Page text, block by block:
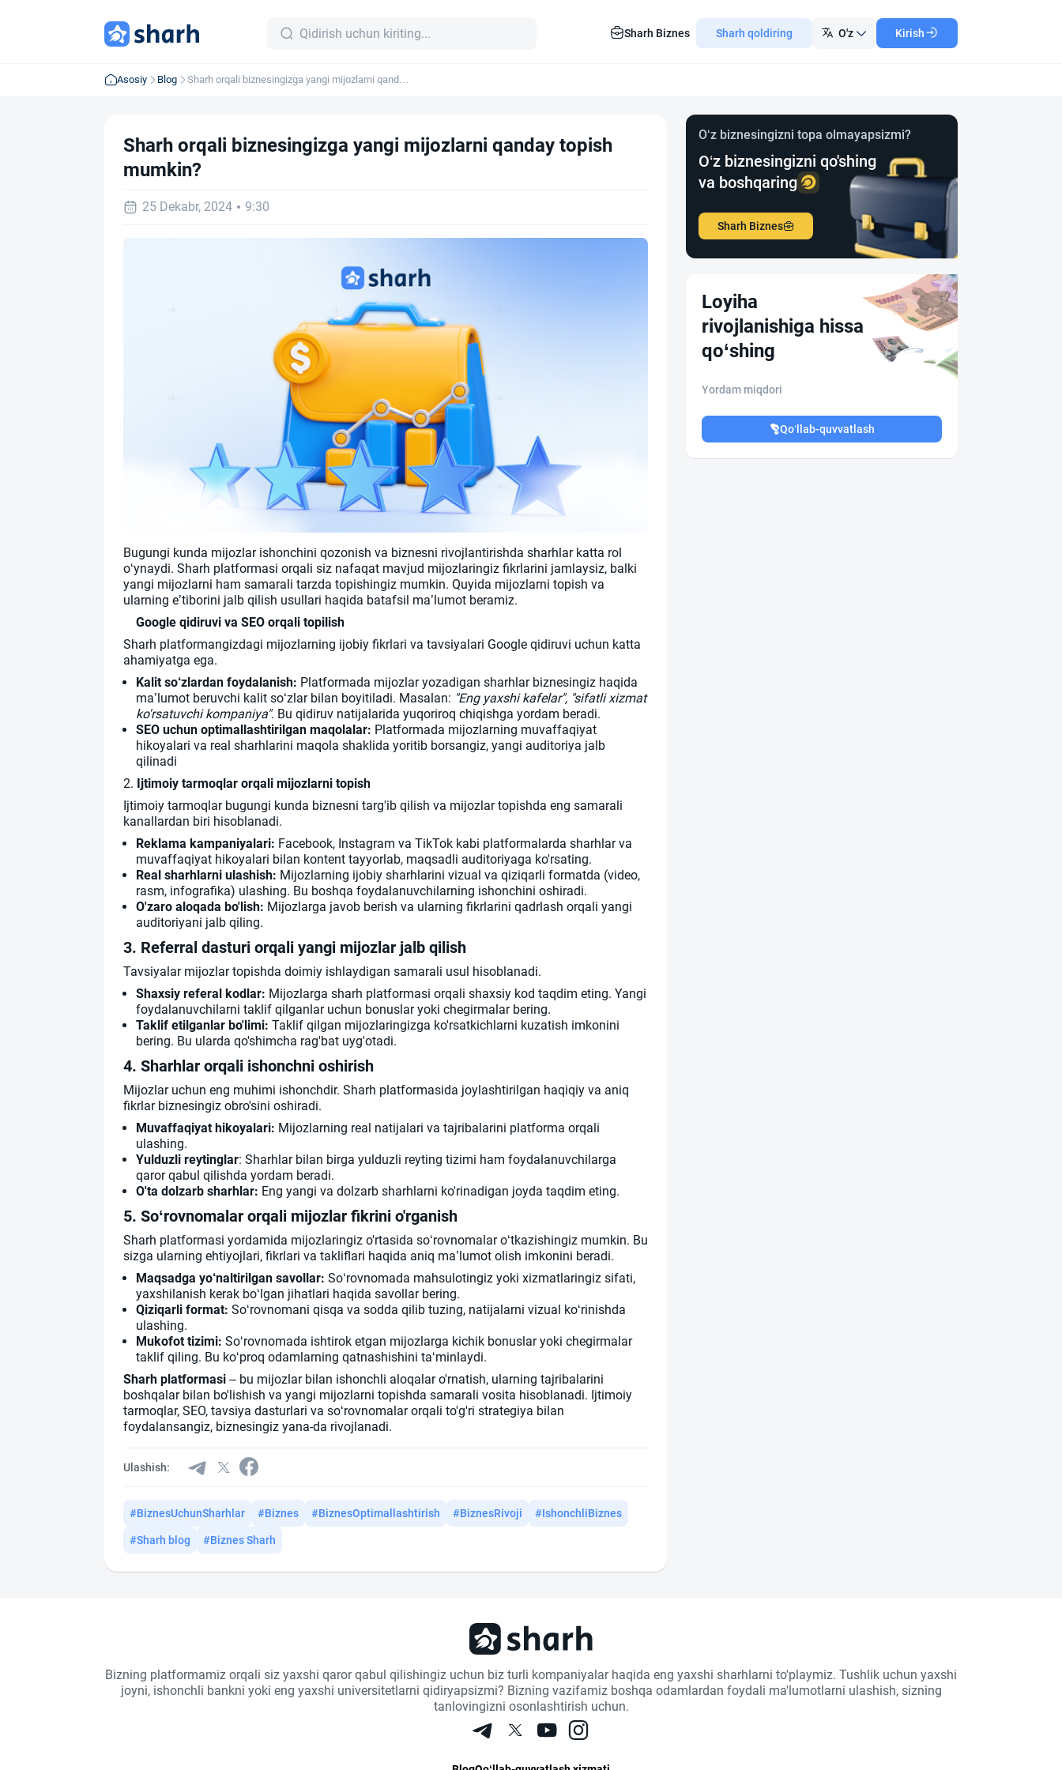
Sharh Biznes Sharh qoldiring O'z Kirish
Asosiy Blog
Sharh orqali biznesingizga yangi mijozlarni qanday
Sharh orqali biznesingizga yangi mijozlarni qanday topish
mumkin?
25 Dekabr, 2024 9:30
Bugungi kunda mijozlar ishonchini qozonish va biznesni rivojlantirishda sharhlar katta rol
o‘ynaydi. Sharh platformasi orqali siz nafaqat mavjud mijozlaringiz fikrlarini jamlaysiz, balki
yangi mijozlarni ham samarali tarzda topishingiz mumkin. Quyida mijozlarni topish va
ularning e’tiborini jalb qilish usullari haqida batafsil ma’lumot beramiz.
Google qidiruvi va SEO orqali topilish
Sharh platformangizdagi mijozlarning ijobiy fikrlari va tavsiyalari Google qidiruvi uchun katta
ahamiyatga ega.
Kalit so‘zlardan foydalanish: Platformada mijozlar yozadigan sharhlar biznesingiz haqida
ma’lumot beruvchi kalit so‘zlar bilan boyitiladi. Masalan: "Eng yaxshi kafelar", "sifatli xizmat
ko'rsatuvchi kompaniya". Bu qidiruv natijalarida yuqoriroq chiqishga yordam beradi.
SEO uchun optimallashtirilgan maqolalar: Platformada mijozlarning muvaffaqiyat
hikoyalari va real sharhlarini maqola shaklida yoritib borsangiz, yangi auditoriya jalb
qilinadi
2. Ijtimoiy tarmoqlar orqali mijozlarni topish
Ijtimoiy tarmoqlar bugungi kunda biznesni targ'ib qilish va mijozlar topishda eng samarali
kanallardan biri hisoblanadi.
Reklama kampaniyalari: Facebook, Instagram va TikTok kabi platformalarda sharhlar va
muvaffaqiyat hikoyalari bilan kontent tayyorlab, maqsadli auditoriyaga ko'rsating.
Real sharhlarni ulashish: Mijozlarning ijobiy sharhlarini vizual va qiziqarli formatda (video,
rasm, infografika) ulashing. Bu boshqa foydalanuvchilarning ishonchini oshiradi.
O'zaro aloqada bo'lish: Mijozlarga javob berish va ularning fikrlarini qadrlash orqali yangi
auditoriyani jalb qiling.
3. Referral dasturi orqali yangi mijozlar jalb qilish
Tavsiyalar mijozlar topishda doimiy ishlaydigan samarali usul hisoblanadi.
Shaxsiy referal kodlar: Mijozlarga sharh platformasi orqali shaxsiy kod taqdim eting. Yangi
foydalanuvchilarni taklif qilganlar uchun bonuslar yoki chegirmalar bering.
Taklif etilganlar bo'limi: Taklif qilgan mijozlaringizga ko'rsatkichlarni kuzatish imkonini
bering. Bu ularda qo'shimcha rag'bat uyg'otadi.
4. Sharhlar orqali ishonchni oshirish
Mijozlar uchun eng muhimi ishonchdir. Sharh platformasida joylashtirilgan haqiqiy va aniq
fikrlar biznesingiz obro'sini oshiradi.
Muvaffaqiyat hikoyalari: Mijozlarning real natijalari va tajribalarini platforma orqali
ulashing.
Yulduzli reytinglar: Sharhlar bilan birga yulduzli reyting tizimi ham foydalanuvchilarga
qaror qabul qilishda yordam beradi.
O'ta dolzarb sharhlar: Eng yangi va dolzarb sharhlarni ko'rinadigan joyda taqdim eting.
5. So‘rovnomalar orqali mijozlar fikrini o'rganish
Sharh platformasi yordamida mijozlaringiz o'rtasida so‘rovnomalar o‘tkazishingiz mumkin. Bu
sizga ularning ehtiyojlari, fikrlari va takliflari haqida aniq ma’lumot olish imkonini beradi.
Maqsadga yo‘naltirilgan savollar: So‘rovnomada mahsulotingiz yoki xizmatlaringiz sifati,
yaxshilanish kerak bo‘lgan jihatlari haqida savollar bering.
Qiziqarli format: So‘rovnomani qisqa va sodda qilib tuzing, natijalarni vizual ko‘rinishda
ulashing.
Mukofot tizimi: So‘rovnomada ishtirok etgan mijozlarga kichik bonuslar yoki chegirmalar
taklif qiling. Bu ko‘proq odamlarning qatnashishini ta‘minlaydi.
Sharh platformasi – bu mijozlar bilan ishonchli aloqalar o'rnatish, ularning tajribalarini
boshqalar bilan bo'lishish va yangi mijozlarni topishda samarali vosita hisoblanadi. Ijtimoiy
tarmoqlar, SEO, tavsiya dasturlari va so‘rovnomalar orqali to'g'ri strategiya bilan
foydalansangiz, biznesingiz yana-da rivojlanadi.
Ulashish:
#BiznesUchunSharhlar #Biznes #BiznesOptimallashtirish #BiznesRivoji #IshonchliBiznes
#Sharh blog #Biznes Sharh
O‘z biznesingizni topa olmayapsizmi?
O‘z biznesingizni qo'shing
va boshqaring
Sharh Biznes
Loyiha
rivojlanishiga hissa
qo‘shing
Yordam miqdori
Qo‘llab-quvvatlash
Bizning platformamiz orqali siz yaxshi qaror qabul qilishingiz uchun biz turli kompaniyalar haqida eng yaxshi sharhlarni to'playmiz. Tushlik uchun yaxshi
joyni, ishonchli bankni yoki eng yaxshi universitetlarni qidiryapsizmi? Bizning vazifamiz boshqa odamlardan foydali ma'lumotlarni ulashish, sizning
tanlovingizni osonlashtirish uchun.